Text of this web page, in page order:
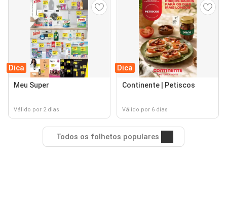
Dica
Meu Super
Válido por 2 dias
Dica
Continente | Petiscos
Válido por 6 dias
Todos os folhetos populares